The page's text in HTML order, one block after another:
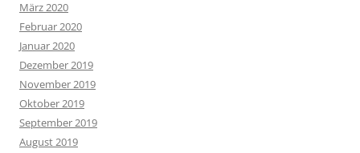
März 2020
Februar 2020
Januar 2020
Dezember 2019
November 2019
Oktober 2019
September 2019
August 2019